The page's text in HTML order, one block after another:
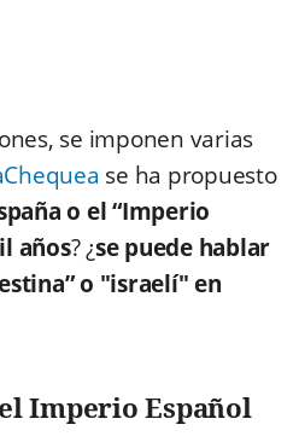
se imponen varias
se ha propuesto
o el “Imperio
años? ¿se puede hablar
o "israelí" en
Imperio Español